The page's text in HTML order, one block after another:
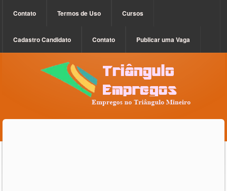
Contato Termos de Uso Cursos
Cadastro Candidato Contato Publicar uma Vaga